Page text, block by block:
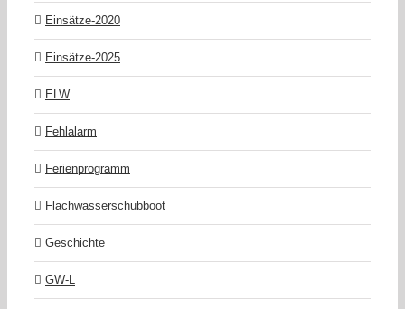
Einsätze-2020
Einsätze-2025
ELW
Fehlalarm
Ferienprogramm
Flachwasserschubboot
Geschichte
GW-L